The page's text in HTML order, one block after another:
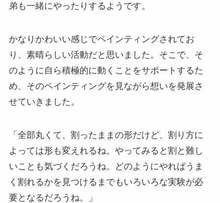
弟も一緒にやったりするようです。
かなりかわいい感じでペインティングされてお
り、素晴らしい活動だと思いました。そこで、そ
のように自ら積極的に動くことをサポートするた
め、そのペインティングを見ながら想いを発展さ
せていきました。
「全部丸くて、割ったままの形だけど、割り方に
よっては形も変えれるね。やってみると割と難し
いことも気づくだろうね。どのようにやればうま
く割れるかを見つけるまでもいろいろな実験が必
要となるだろうね。」